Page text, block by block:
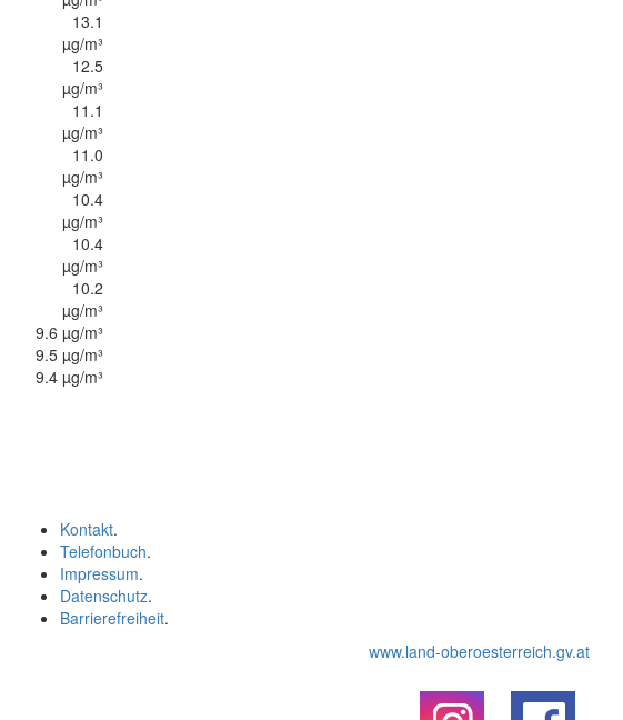
13.1
µg/m³
12.5
µg/m³
11.1
µg/m³
11.0
µg/m³
10.4
µg/m³
10.4
µg/m³
10.2
µg/m³
9.6 µg/m³
9.5 µg/m³
9.4 µg/m³
Kontakt.
Telefonbuch.
Impressum.
Datenschutz.
Barrierefreiheit.
www.land-oberoesterreich.gv.at